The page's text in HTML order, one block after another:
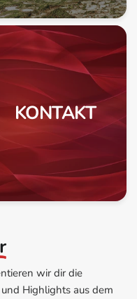
KONTAKT
wir dir die
Highlights aus dem